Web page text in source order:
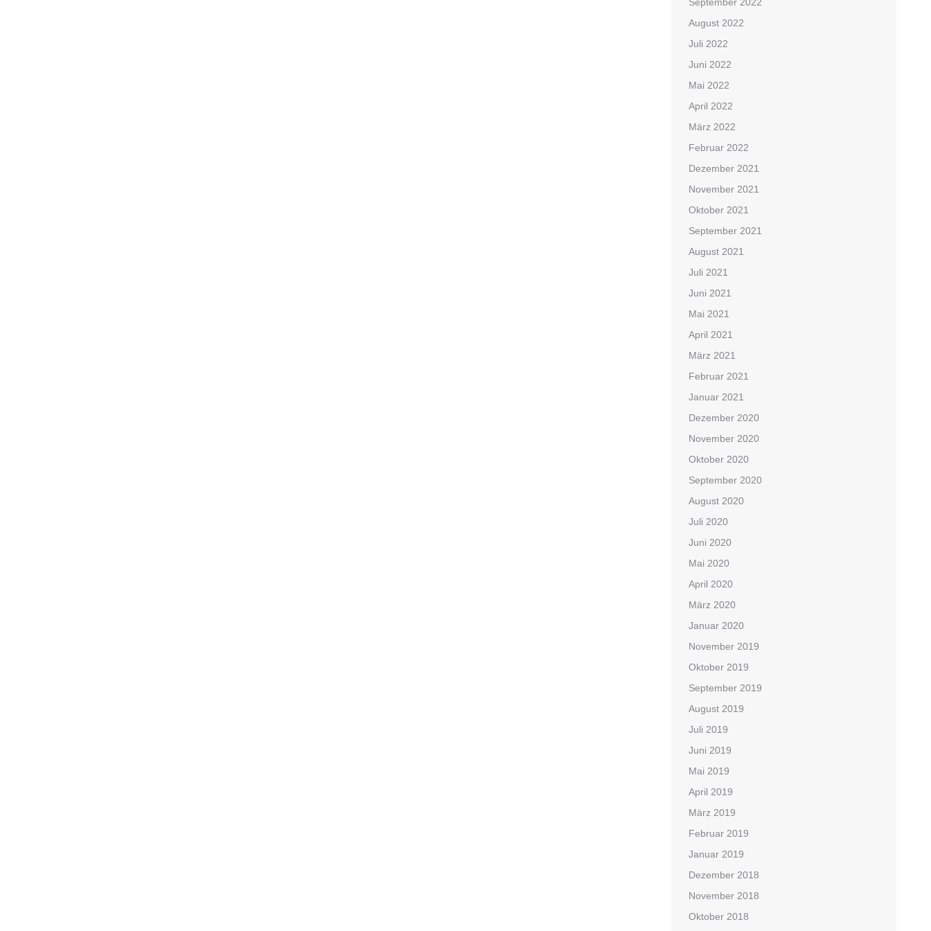
August 2022
Juli 2022
Juni 2022
Mai 2022
April 2022
März 2022
Februar 2022
Dezember 2021
November 2021
Oktober 2021
September 2021
August 2021
Juli 2021
Juni 2021
Mai 2021
April 2021
März 2021
Februar 2021
Januar 2021
Dezember 2020
November 2020
Oktober 2020
September 2020
August 2020
Juli 2020
Juni 2020
Mai 2020
April 2020
März 2020
Januar 2020
November 2019
Oktober 2019
September 2019
August 2019
Juli 2019
Juni 2019
Mai 2019
April 2019
März 2019
Februar 2019
Januar 2019
Dezember 2018
November 2018
Oktober 2018